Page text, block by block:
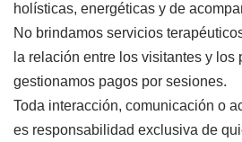
holísticas, energéticas y de
No brindamos servicios
la relación entre los visitantes y los
gestionamos pagos por sesiones.
Toda interacción, comunicación o
es responsabilidad exclusiva de